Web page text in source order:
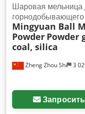
Zheng Zhou Shi 3
Шаровая мельница
Mingyuan Ball
Powder Powder
coal, silica
Запросить